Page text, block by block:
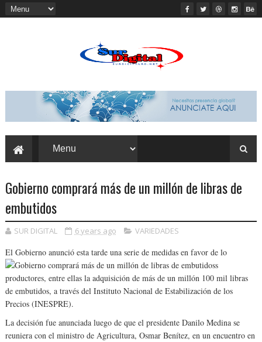
Gobierno comprará más de un millón de libras de
embutidos
SUR DIGITAL 6 years ago VARIEDADES
El Gobierno anunció esta tarde una serie de medidas en favor de lo
s
productores, entre ellas la adquisición de más de un millón 100 mil libras
de embutidos, a través del Instituto Nacional de Estabilización de los
Precios (INESPRE).
La decisión fue anunciada luego de que el presidente Danilo Medina se
reuniera con el ministro de Agricultura, Osmar Benítez, en un encuentro en